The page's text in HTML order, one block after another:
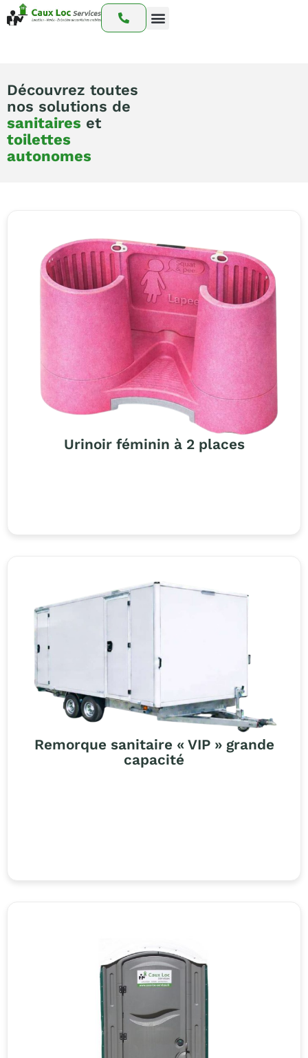
Découvrez toutes
nos solutions de
sanitaires et
toilettes
autonomes
Urinoir féminin à 2 places
Remorque sanitaire « VIP » grande
capacité